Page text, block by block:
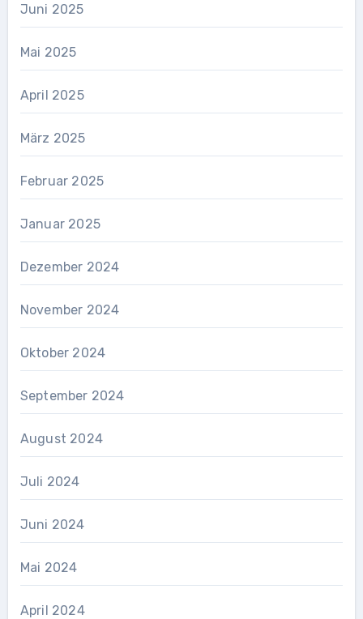
Juni 2025
Mai 2025
April 2025
März 2025
Februar 2025
Januar 2025
Dezember 2024
November 2024
Oktober 2024
September 2024
August 2024
Juli 2024
Juni 2024
Mai 2024
April 2024